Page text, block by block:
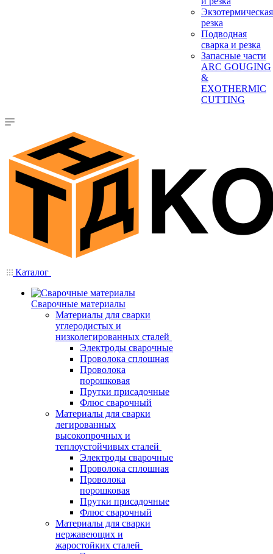
Экзотермическая
резка
Подводная
сварка и резка
Запасные части
ARC GOUGING
&
EXOTHERMIC
CUTTING
Каталог
Сварочные материалы
Материалы для сварки
углеродистых и
низколегированных сталей
Электроды сварочные
Проволока сплошная
Проволока
порошковая
Прутки присадочные
Флюс сварочный
Материалы для сварки
легированных
высокопрочных и
теплоустойчивых сталей
Электроды сварочные
Проволока сплошная
Проволока
порошковая
Прутки присадочные
Флюс сварочный
Материалы для сварки
нержавеющих и
жаростойких сталей